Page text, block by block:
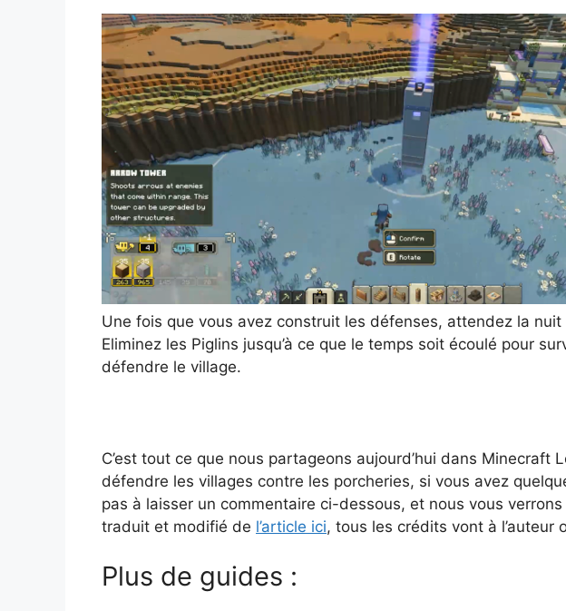
Une fois que vous avez construit les défenses, attendez la nuit
Eliminez les Piglins jusqu’à ce que le temps soit écoulé pour
défendre le village.
C’est tout ce que nous partageons aujourd’hui dans Minecraft
défendre les villages contre les porcheries, si vous avez
pas à laisser un commentaire ci-dessous, et nous vous
traduit et modifié de l’article ici, tous les crédits vont à l’auteur
Plus de guides :